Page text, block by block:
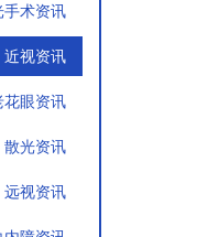
手术资讯
近视资讯
花眼资讯
散光资讯
远视资讯